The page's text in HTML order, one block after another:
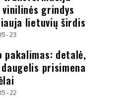
vinilinės grindys
lietuvių širdis
23
pakalimas: detalė,
prisimena
22